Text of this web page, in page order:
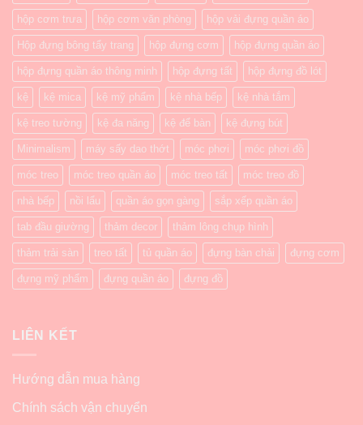
hộp cơm trưa hộp cơm văn phòng hộp vải đựng quần áo
Hộp đựng bông tẩy trang hộp đựng cơm hộp đựng quần áo
hộp đựng quần áo thông minh hộp đựng tất hộp đựng đồ lót
kệ kệ mica kệ mỹ phẩm kệ nhà bếp kệ nhà tắm
kệ treo tường kệ đa năng kệ để bàn kệ đựng bút
Minimalism máy sấy dao thớt móc phơi móc phơi đồ
móc treo móc treo quần áo móc treo tất móc treo đồ
nhà bếp nồi lẩu quần áo gọn gàng sắp xếp quần áo
tab đầu giường thảm decor thảm lông chụp hình
thảm trải sàn treo tất tủ quần áo đựng bàn chải đựng cơm
đựng mỹ phẩm đựng quần áo đựng đồ
LIÊN KẾT
Hướng dẫn mua hàng
Chính sách vận chuyển